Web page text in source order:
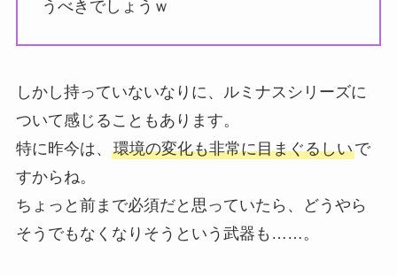
うべきでしょうｗ
しかし持っていないなりに、ルミナスシリーズに
ついて感じることもあります。
特に昨今は、 環境の変化も非常に目まぐるしいで
すからね。
ちょっと前まで必須だと思っていたら、どうやら
そうでもなくなりそうという武器も……。